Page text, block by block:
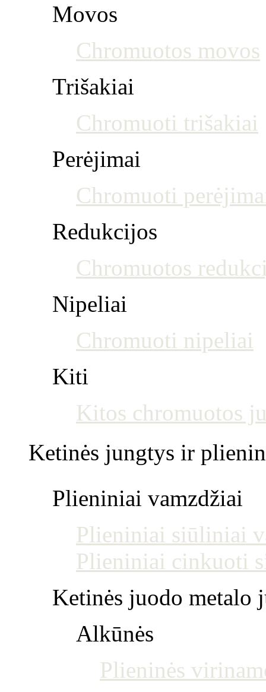
Movos
Chromuotos movos
Trišakiai
Chromuoti trišakiai
Perėjimai
Chromuoti
Redukcijos
Chromuotos
Nipeliai
Chromuoti nipeliai
Kiti
Kitos chromuotos
Ketinės jungtys ir
Plieniniai vamzdžiai
Plieniniai siūliniai
Plieniniai cinkuoti
Ketinės juodo metalo
Alkūnės
Plieninės